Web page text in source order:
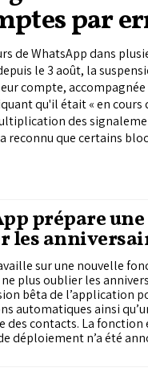
par
de WhatsApp dans
le 3 août, la
compte, accompagnée
qu'il était « en cours
des
reconnu que certains
prépare
les
sur une nouvelle
plus oublier les
bêta de l’application
automatiques ainsi
des contacts. La
déploiement n’a été